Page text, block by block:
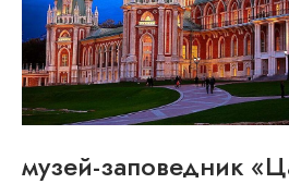
музей-запо ведник